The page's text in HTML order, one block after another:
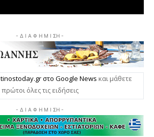
- Δ Ι Α Φ Η Μ Ι ΣΗ -
tinostoday.gr στο Google News και μάθετε
πρώτοι όλες τις ειδήσεις
- Δ Ι Α Φ Η Μ Ι ΣΗ -